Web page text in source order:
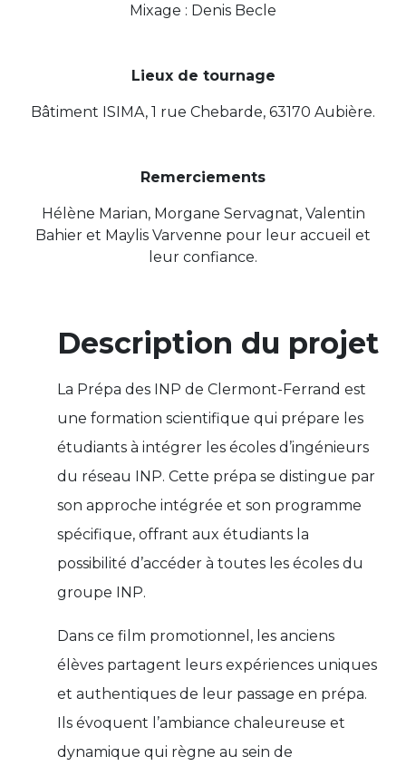
Mixage : Denis Becle
Lieux de tournage
Bâtiment ISIMA, 1 rue Chebarde, 63170 Aubière.
Remerciements
Hélène Marian, Morgane Servagnat, Valentin
Bahier et Maylis Varvenne pour leur accueil et
leur confiance.
Description du projet
La Prépa des INP de Clermont-Ferrand est
une formation scientifique qui prépare les
étudiants à intégrer les écoles d’ingénieurs
du réseau INP. Cette prépa se distingue par
son approche intégrée et son programme
spécifique, offrant aux étudiants la
possibilité d’accéder à toutes les écoles du
groupe INP.
Dans ce film promotionnel, les anciens
élèves partagent leurs expériences uniques
et authentiques de leur passage en prépa.
Ils évoquent l’ambiance chaleureuse et
dynamique qui règne au sein de